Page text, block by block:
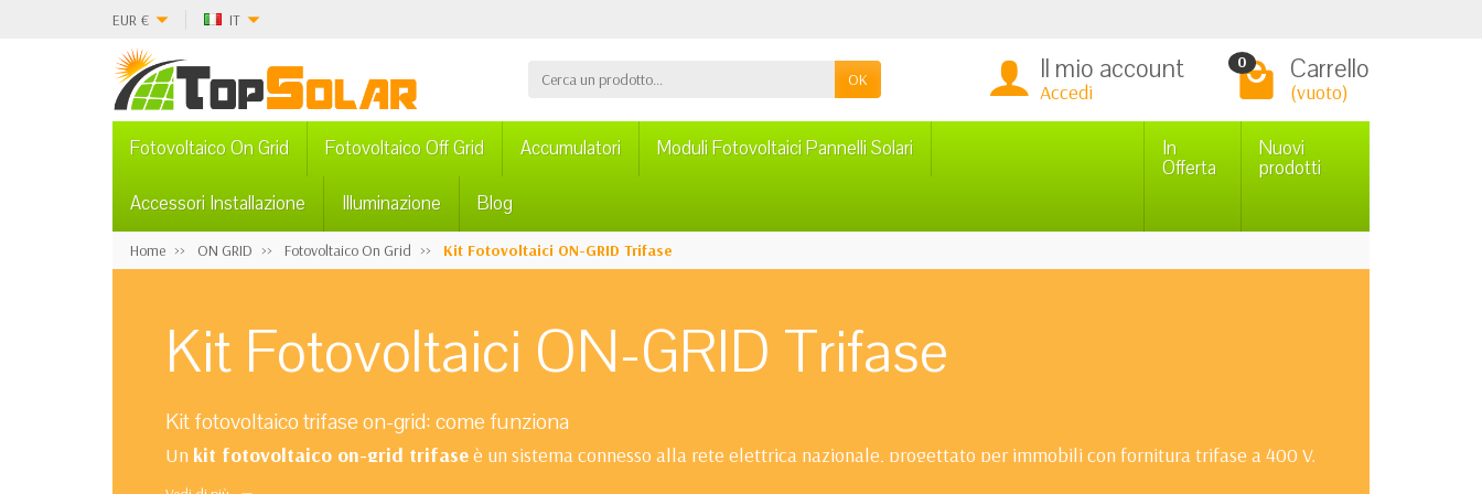
EUR € IT
OK Il mio account
Accedi
0 Carrello
(vuoto)
Fotovoltaico On Grid Fotovoltaico Off Grid Accumulatori Moduli Fotovoltaici Pannelli Solari
Accessori Installazione Illuminazione Blog
In
Offerta
Nuovi
prodotti
Home ON GRID Fotovoltaico On Grid Kit Fotovoltaici ON-GRID Trifase
Kit Fotovoltaici ON-GRID Trifase
Kit fotovoltaico trifase on-grid: come funziona
Un kit fotovoltaico on-grid trifaseè un sistema connesso alla rete elettrica nazionale, progettato per immobili con fornitura trifase a 400 V.